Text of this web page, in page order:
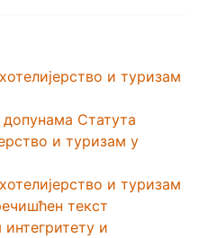
и туризам
Статута
и туризам у
и туризам
текст
и